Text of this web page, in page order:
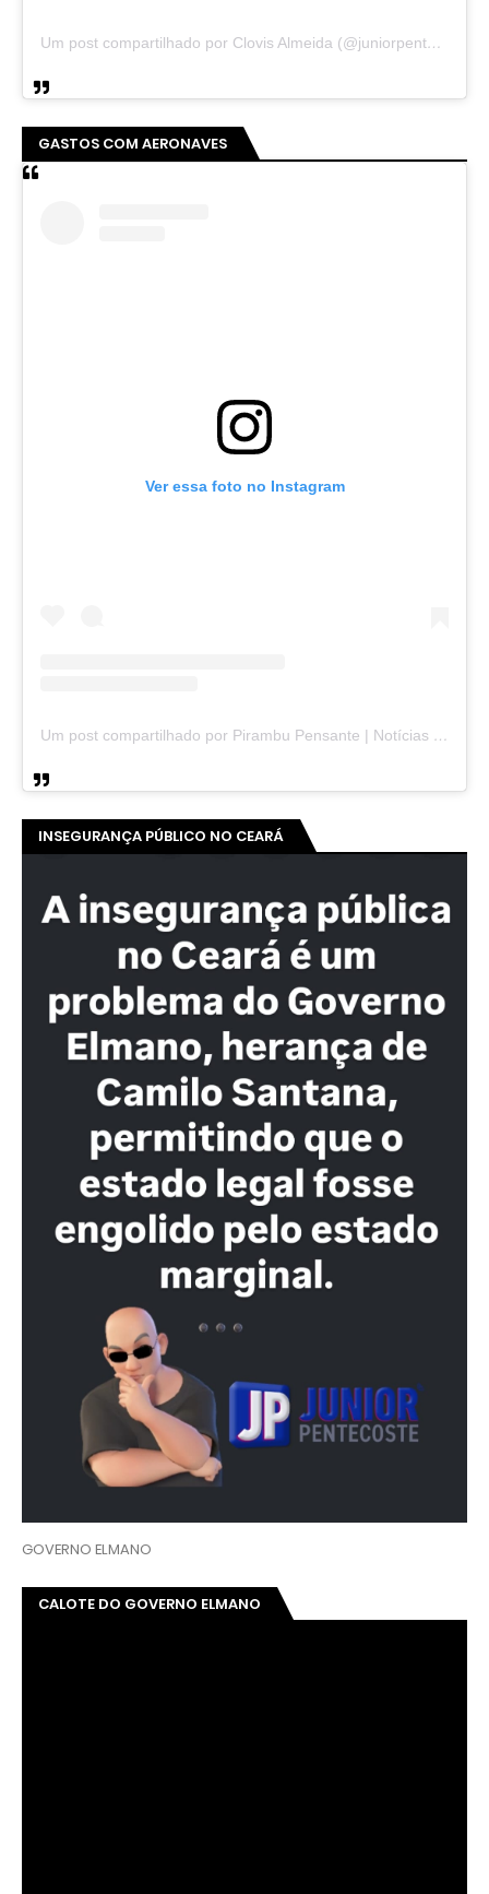
Um post compartilhado por Clovis Almeida (@juniorpentecoste01)
GASTOS COM AERONAVES
Ver essa foto no Instagram
Um post compartilhado por Pirambu Pensante | Notícias & Entretenimento (@pirambupensante)
INSEGURANÇA PÚBLICO NO CEARÁ
GOVERNO ELMANO
CALOTE DO GOVERNO ELMANO